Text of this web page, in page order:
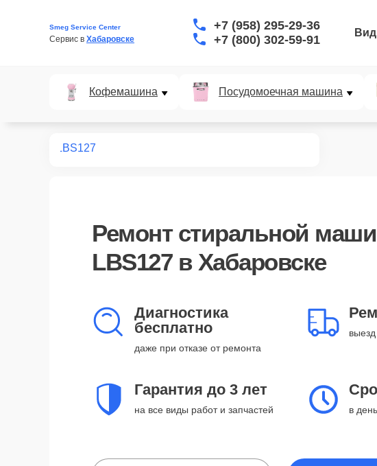
Smeg Service Center
Сервис в Хабаровске
+7 (958) 295-29-36
+7 (800) 302-59-91
Кофемашина Посудомоечная машина
LBS127
Ремонт стиральной
LBS127в Хабаровске
Диагностика
бесплатно
даже при отказе от ремонта
Гарантия до 3 лет
на все виды работ и запчастей в